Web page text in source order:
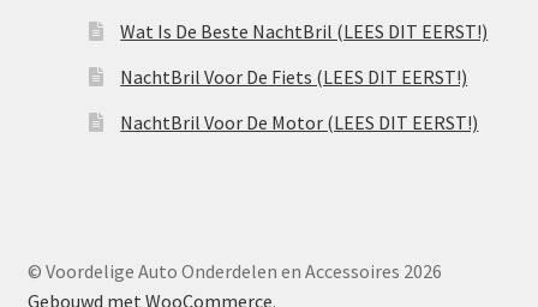
Wat Is De Beste NachtBril (LEES DIT EERST!)
NachtBril Voor De Fiets (LEES DIT EERST!)
NachtBril Voor De Motor (LEES DIT EERST!)
© Voordelige Auto Onderdelen en Accessoires 2026
Gebouwd met WooCommerce.